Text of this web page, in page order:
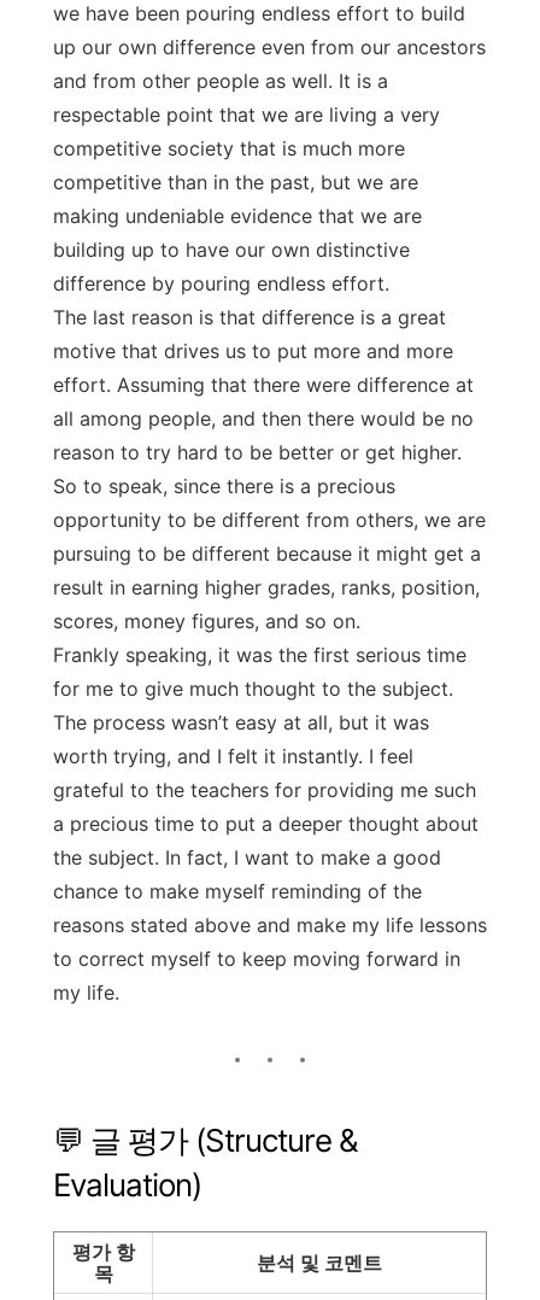
we have been pouring endless effort to build
up our own difference even from our ancestors
and from other people as well. It is a
respectable point that we are living a very
competitive society that is much more
competitive than in the past, but we are
making undeniable evidence that we are
building up to have our own distinctive
difference by pouring endless effort.
The last reason is that difference is a great
motive that drives us to put more and more
effort. Assuming that there were difference at
all among people, and then there would be no
reason to try hard to be better or get higher.
So to speak, since there is a precious
opportunity to be different from others, we are
pursuing to be different because it might get a
result in earning higher grades, ranks, position,
scores, money figures, and so on.
Frankly speaking, it was the first serious time
for me to give much thought to the subject.
The process wasn’t easy at all, but it was
worth trying, and I felt it instantly. I feel
grateful to the teachers for providing me such
a precious time to put a deeper thought about
the subject. In fact, I want to make a good
chance to make myself reminding of the
reasons stated above and make my life lessons
to correct myself to keep moving forward in
my life.
💬 글 평가 (Structure &
Evaluation)
평가 항
목
분석 및 코멘트